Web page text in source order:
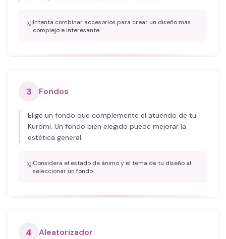
💡Intenta combinar accesorios para crear un diseño más
complejo e interesante.
3 Fondos
Elige un fondo que complemente el atuendo de tu
Kuromi. Un fondo bien elegido puede mejorar la
estética general.
💡Considera el estado de ánimo y el tema de tu diseño al
seleccionar un fondo.
4 Aleatorizador